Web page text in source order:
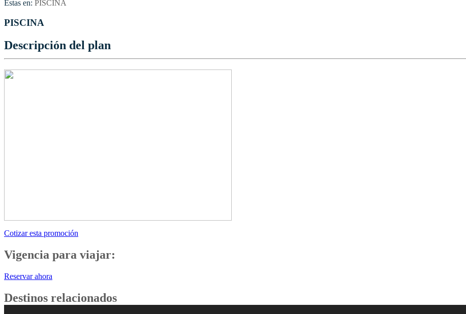
Estas en: PISCINA
PISCINA
Descripción del plan
Cotizar esta promoción
Vigencia para viajar:
Reservar ahora
Destinos relacionados